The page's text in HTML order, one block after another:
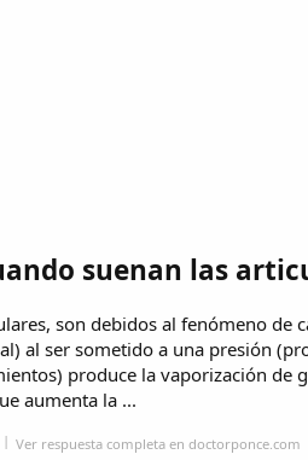
suenan las
son debidos al fenómeno de
al ser sometido a una presión
produce la vaporización de
aumenta la ...
Ver respuesta completa en doctorponce.com